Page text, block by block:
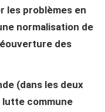
les problèmes en
normalisation de
des
(dans les deux
commune